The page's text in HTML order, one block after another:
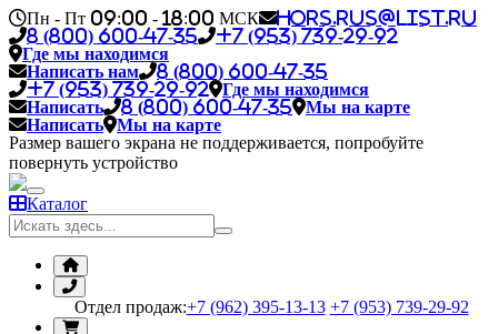
Пн - Пт 09:00 - 18:00 МСК
hors.rus@list.ru
8 (800) 600-47-35
+7 (953) 739-29-92
Где мы находимся
Написать нам
8 (800) 600-47-35
+7 (953) 739-29-92
Где мы находимся
Написать
8 (800) 600-47-35
Мы на карте
Написать
Мы на карте
Размер вашего экрана не поддерживается, попробуйте
повернуть устройство
Каталог
Отдел продаж:+7 (962) 395-13-13 +7 (953) 739-29-92